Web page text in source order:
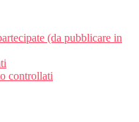
(da pubblicare in
controllati